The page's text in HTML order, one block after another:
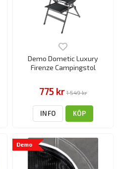
Demo Dometic Luxury
Firenze Campingstol
775 kr 1 549 kr
INFO KÖP
Demo